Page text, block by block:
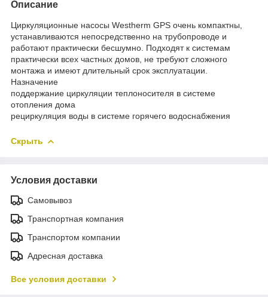
Описание
Циркуляционные насосы Westherm GPS очень компактны,
устанавливаются непосредственно на трубопроводе и
работают практически бесшумно. Подходят к системам
практически всех частных домов, не требуют сложного
монтажа и имеют длительный срок эксплуатации.
Назначение
поддержание циркуляции теплоносителя в системе
отопления дома
рециркуляция воды в системе горячего водоснабжения
Скрыть
Условия доставки
Самовывоз
Транспортная компания
Транспортом компании
Адресная доставка
Все условия доставки